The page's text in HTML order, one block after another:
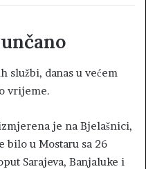
službi, danas u većem
vrijeme.
je na Bjelašnici,
u Mostaru sa 26
Sarajeva, Banjaluke i